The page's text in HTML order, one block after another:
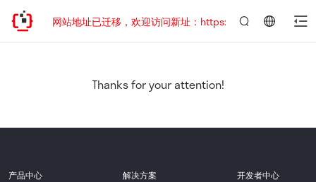
网站地址已迁移，欢迎访问新址：https://
Thanks for your attention!
产品中心 解决方案 开发者中心